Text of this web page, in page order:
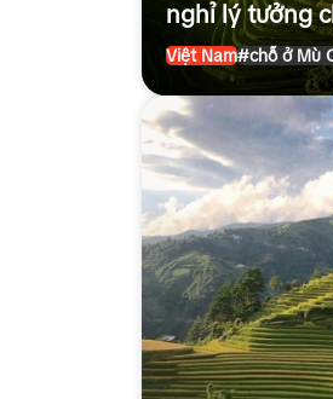
nghỉ lý tưởng
khách
Việt Nam#chỗ ở Mù